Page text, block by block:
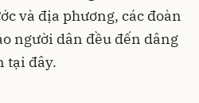
và địa phương, các đoàn
người dân đều đến dâng
tại đây.